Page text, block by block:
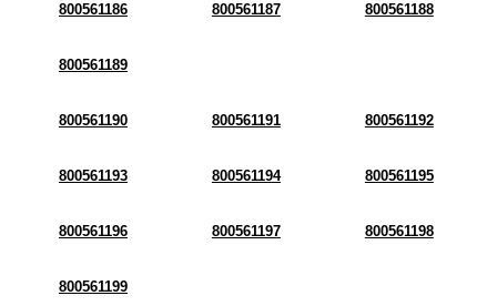
800561186 800561187 800561188
800561189
800561190 800561191 800561192
800561193 800561194 800561195
800561196 800561197 800561198
800561199